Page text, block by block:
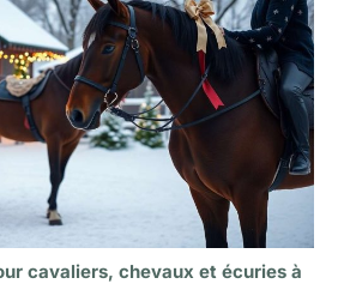
cavaliers, chevaux et écuries à